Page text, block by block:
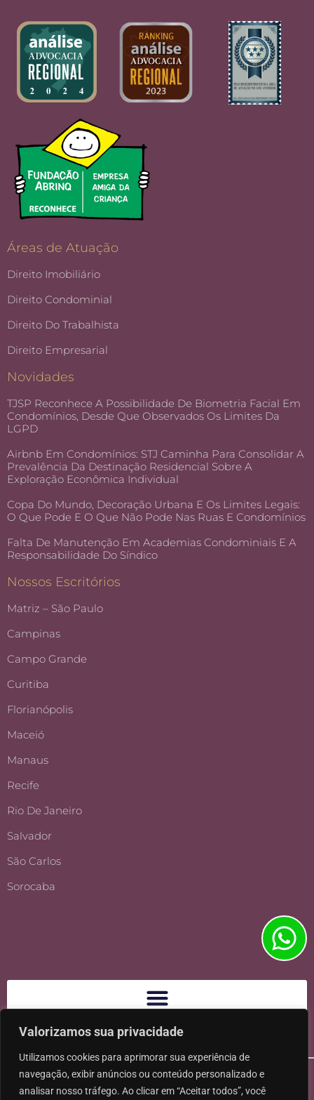
Valorizamos sua privacidade
Utilizamos cookies para aprimorar sua experiência de
navegação, exibir anúncios ou conteúdo personalizado e
analisar nosso tráfego. Ao clicar em “Aceitar todos”, você
Áreas de Atuação
Direito Imobiliário
Direito Condominial
Direito Do Trabalhista
Direito Empresarial
Novidades
TJSP Reconhece A Possibilidade De Biometria Facial Em
Condomínios, Desde Que Observados Os Limites Da
LGPD
Airbnb Em Condomínios: STJ Caminha Para Consolidar A
Prevalência Da Destinação Residencial Sobre A
Exploração Econômica Individual
Copa Do Mundo, Decoração Urbana E Os Limites Legais:
O Que Pode E O Que Não Pode Nas Ruas E Condomínios
Falta De Manutenção Em Academias Condominiais E A
Responsabilidade Do Síndico
Nossos Escritórios
Matriz – São Paulo
Campinas
Campo Grande
Curitiba
Florianópolis
Maceió
Manaus
Recife
Rio De Janeiro
Salvador
São Carlos
Sorocaba